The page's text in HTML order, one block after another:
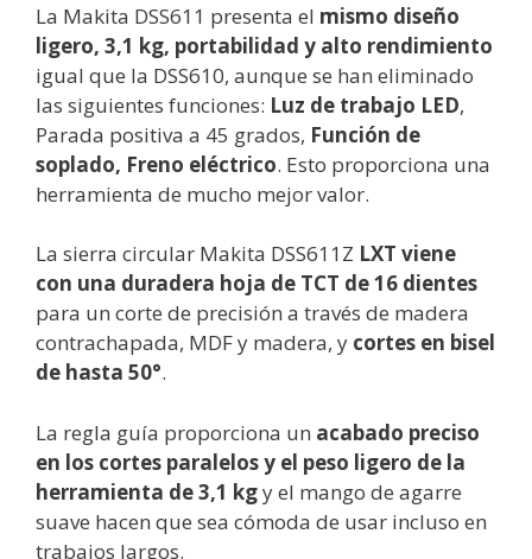
La Makita DSS611 presenta el mismo diseño
ligero, 3,1 kg, portabilidad y alto rendimiento
igual que la DSS610, aunque se han eliminado
las siguientes funciones: Luz de trabajo LED,
Parada positiva a 45 grados, Función de
soplado, Freno eléctrico. Esto proporciona una
herramienta de mucho mejor valor.
La sierra circular Makita DSS611Z LXT viene
con una duradera hoja de TCT de 16 dientes
para un corte de precisión a través de madera
contrachapada, MDF y madera, y cortes en bisel
de hasta 50°.
La regla guía proporciona un acabado preciso
en los cortes paralelos y el peso ligero de la
herramienta de 3,1 kgy el mango de agarre
suave hacen que sea cómoda de usar incluso en
trabajos largos.